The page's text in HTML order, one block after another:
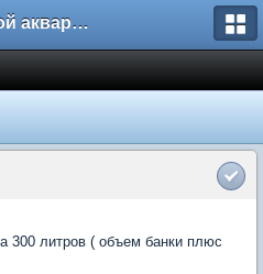
Морской аквариум. Форумы ReefCentral.ru
300 литров ( объем банки плюс